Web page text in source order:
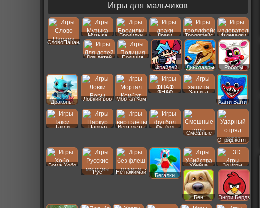
Игры для мальчиков
СловоПацана
Музыка Бродилки Драки Троллфейс Издевалки
Для детей
Полиция
Фрайдей
Динозавры Роботы
Драконы
Ловкий вор Мортал Ком
ФНАФ
Защита
Хагги Вагги
Такси Паркур Вертолеты
Футбол
Смешные
Отряд котят
Бомж Хобо
Рус
Не нажимай
Бегалки
Убийца 3д игры
Бен Энгри Бердз